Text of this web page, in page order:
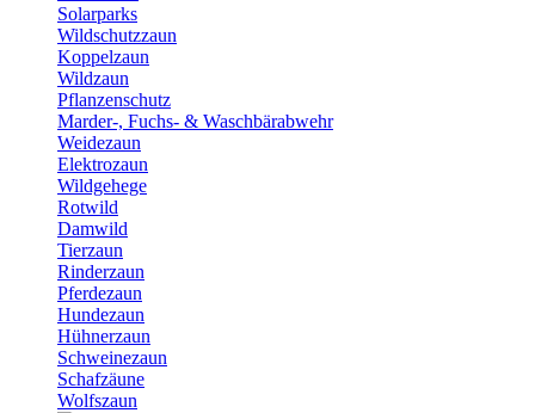
Solarparks
Wildschutzzaun
Koppelzaun
Wildzaun
Pflanzenschutz
Marder-, Fuchs- & Waschbärabwehr
Weidezaun
Elektrozaun
Wildgehege
Rotwild
Damwild
Tierzaun
Rinderzaun
Pferdezaun
Hundezaun
Hühnerzaun
Schweinezaun
Schafzäune
Wolfszaun